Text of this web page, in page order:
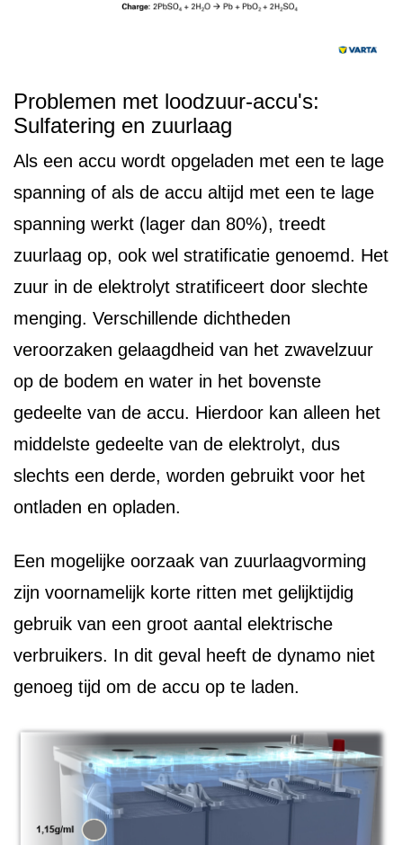
Problemen met loodzuur-accu's:
Sulfatering en zuurlaag
Als een accu wordt opgeladen met een te lage
spanning of als de accu altijd met een te lage
spanning werkt (lager dan 80%), treedt
zuurlaag op, ook wel stratificatie genoemd. Het
zuur in de elektrolyt stratificeert door slechte
menging. Verschillende dichtheden
veroorzaken gelaagdheid van het zwavelzuur
op de bodem en water in het bovenste
gedeelte van de accu. Hierdoor kan alleen het
middelste gedeelte van de elektrolyt, dus
slechts een derde, worden gebruikt voor het
ontladen en opladen.
Een mogelijke oorzaak van zuurlaagvorming
zijn voornamelijk korte ritten met gelijktijdig
gebruik van een groot aantal elektrische
verbruikers. In dit geval heeft de dynamo niet
genoeg tijd om de accu op te laden.